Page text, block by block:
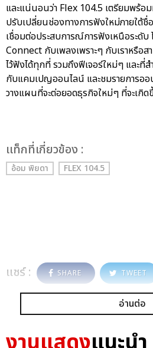
และแน่นอนว่า Flex 104.5 เตรียมพร้อ
ปรับเปลี่ยนช่องทางการฟังใหม่ภายใต้
เชื่อมต่อประสบการณ์การฟังเหนือระดับ
Connect กับเพลงเพราะๆ กับเราหรือ
ไว้ฟังได้ทุกที่ รวมถึงฟีเจอร์ใหม่ๆ และ
กับแคมเปญออนไลน์ และชมรายการออ
วางแผนที่จะต่อยอดธุรกิจใหม่ๆ ที่จะเกิ
เเท็กที่เกี่ยวข้อง :
อ้อม พิยดา FLEX 104.5
แชร์ : SHARE TWEET
อ่านต่อ